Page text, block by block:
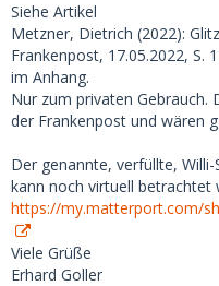
Siehe Artikel
Metzner, Dietrich (2022):
Frankenpost, 17.05.2022, S.
im Anhang.
Nur zum privaten Gebrauch.
der Frankenpost und wären
Der genannte, verfüllte,
kann noch virtuell betrachtet
https://my.matterport.com/
Viele Grüße
Erhard Goller